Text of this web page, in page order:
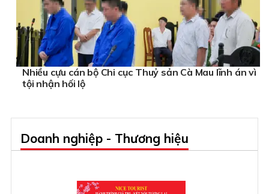
Nhiều cựu cán bộ Chi cục Thuỷ sản Cà Mau lĩnh án vì
tội nhận hối lộ
Doanh nghiệp - Thương hiệu